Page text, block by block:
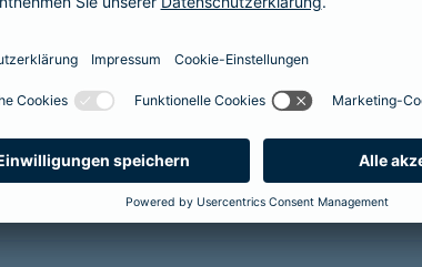
in Leichter Sprache zu diversen Versicherungen
hier.
Kfz-Versicherung im Überblick